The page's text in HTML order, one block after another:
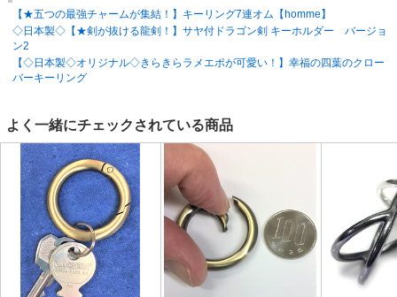
【★五つの最強チャームが集結！】キーリング7連オム【homme】
◇日本製◇【★剣が抜ける龍剣！】サヤ付ドラゴン剣 キーホルダー バージョ
ン2
【◇日本製◇オリジナル◇きらきらラメエポが可愛い！】幸福の四葉のクロー
バーキーリング
よく一緒にチェックされている商品